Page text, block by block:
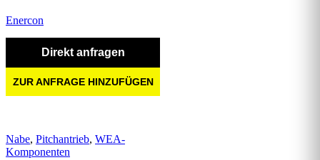
Enercon
Direkt anfragen
ZUR ANFRAGE HINZUFÜGEN
Nabe, Pitchantrieb, WEA-
Komponenten